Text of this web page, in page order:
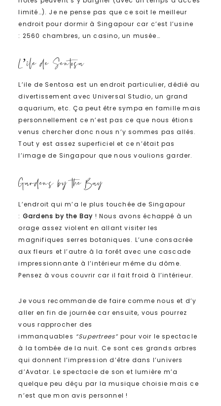
limité…). Je ne pense pas que ce soit le meilleur
endroit pour dormir à Singapour car c’est l’usine
: 2560 chambres, un casino, un musée…
L’île de Sentosa
L’ile de Sentosa est un endroit particulier, dédié au
divertissement avec Universal Studio, un grand
aquarium, etc. Ça peut être sympa en famille mais
personnellement ce n’est pas ce que nous étions
venus chercher donc nous n’y sommes pas allés.
Tout y est assez superficiel et ce n’était pas
l’image de Singapour que nous voulions garder.
Gardens by the Bay
L’endroit qui m’a le plus touchée de Singapour
: Gardens by the Bay ! Nous avons échappé à un
orage assez violent en allant visiter les
magnifiques serres botaniques. L’une consacrée
aux fleurs et l’autre à la forêt avec une cascade
impressionnante à l’intérieur même du dôme.
Pensez à vous couvrir car il fait froid à l’intérieur.
Je vous recommande de faire comme nous et d’y
aller en fin de journée car ensuite, vous pourrez
vous rapprocher des
immanquables “Supertrees” pour voir le spectacle
à la tombée de la nuit. Ce sont ces grands arbres
qui donnent l’impression d’être dans l’univers
d’Avatar. Le spectacle de son et lumière m’a
quelque peu déçu par la musique choisie mais ce
n’est que mon avis personnel !